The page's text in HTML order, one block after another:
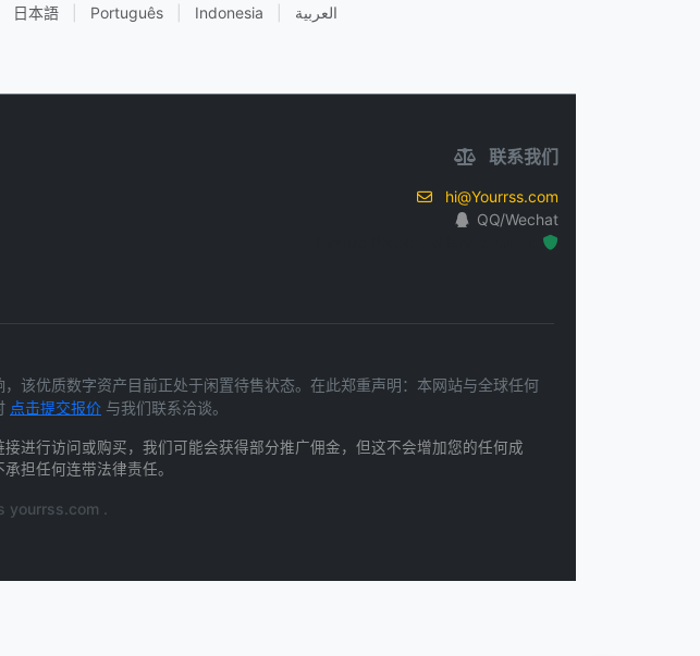
日本語 Português Indonesia العربية
联系我们
hi@Yourrss.com
QQ/Wechat
该优质数字资产目前正处于闲置待售状态。在此郑重声明：本网站与全球任何
点击提交报价 与我们联系洽谈。
进行访问或购买，我们可能会获得部分推广佣金，但这不会增加您的任何成
担任何连带法律责任。
yourrss.com .